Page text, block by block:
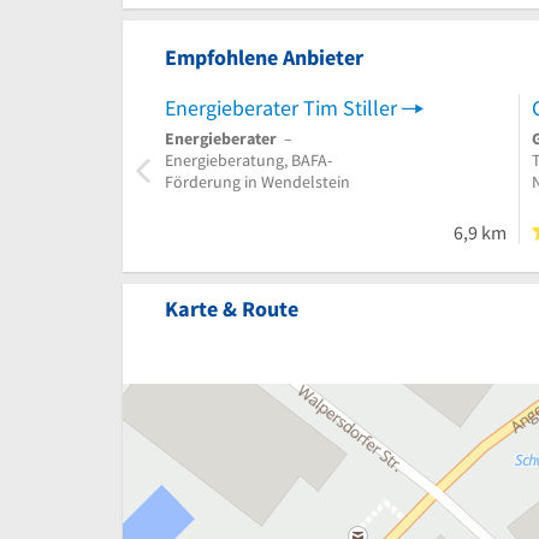
Empfohlene Anbieter
Energieberater Tim Stiller
Energieberater –
Energieberatung, BAFA-
Förderung in Wendelstein
6,9 km
Karte & Route